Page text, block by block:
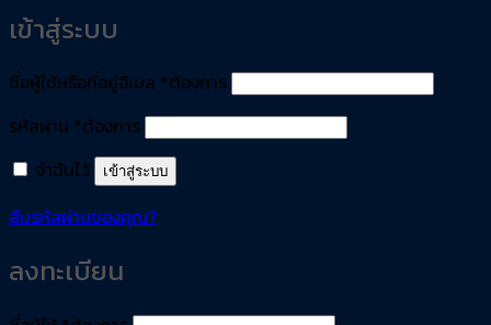
เข้าสู่ระบบ
ชื่อผู้ใช้หรือที่อยู่อีเมล *ต้องการ
รหัสผ่าน *ต้องการ
จำฉันไว้
เข้าสู่ระบบ
ลืมรหัสผ่านของคุณ?
ลงทะเบียน